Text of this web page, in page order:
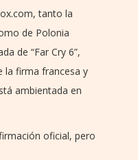
tanto la
de Polonia
de “Far Cry 6”,
la firma francesa y
ambientada en
oficial, pero